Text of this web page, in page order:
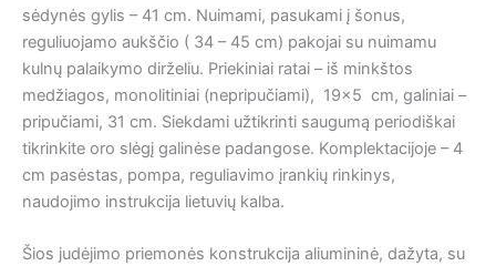
sėdynės gylis – 41 cm. Nuimami, pasukami į šonus,
reguliuojamo aukščio ( 34 – 45 cm) pakojai su nuimamu
kulnų palaikymo dirželiu. Priekiniai ratai – iš minkštos
medžiagos, monolitiniai (nepripučiami), 19×5 cm, galiniai –
pripučiami, 31 cm. Siekdami užtikrinti saugumą periodiškai
tikrinkite oro slėgį galinėse padangose. Komplektacijoje – 4
cm pasėstas, pompa, reguliavimo įrankių rinkinys,
naudojimo instrukcija lietuvių kalba.
Šios judėjimo priemonės konstrukcija aliumininė, dažyta, su